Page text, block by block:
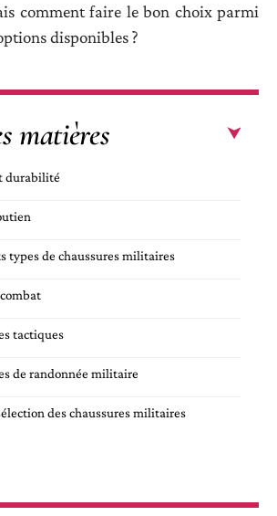
comment faire le bon choix parmi
disponibles ?
matières
durabilité
types de chaussures militaires
tactiques
de randonnée militaire
des chaussures militaires